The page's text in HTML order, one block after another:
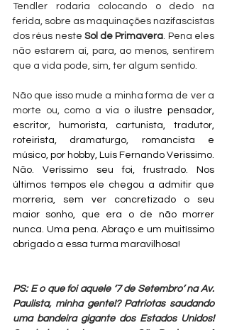
Tendler rodaria colocando o dedo na
ferida, sobre as maquinações nazifascistas
dos réus neste Sol de Primavera. Pena eles
não estarem aí, para, ao menos, sentirem
que a vida pode, sim, ter algum sentido.
Não que isso mude a minha forma de ver a
morte ou, como a via o ilustre pensador,
escritor, humorista, cartunista, tradutor,
roteirista, dramaturgo, romancista e
músico, por hobby, Luís Fernando Verissimo.
Não. Veríssimo seu foi, frustrado. Nos
últimos tempos ele chegou a admitir que
morreria, sem ver concretizado o seu
maior sonho, que era o de não morrer
nunca. Uma pena. Abraço e um muitíssimo
obrigado a essa turma maravilhosa!
PS: E o que foi aquele ‘7 de Setembro’ na Av.
Paulista, minha gente!? Patriotas saudando
uma bandeira gigante dos Estados Unidos!